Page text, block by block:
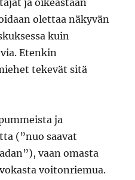
ja oikeastaan
olettaa näkyvän
kuin
Etenkin
tekevät sitä
ja
(”nuo saavat
vaan omasta
voitonriemua.